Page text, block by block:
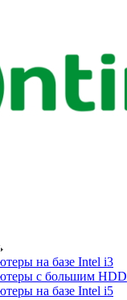
на базе Intel i3
с большим HDD
на базе Intel i5